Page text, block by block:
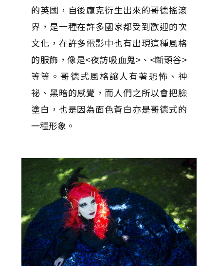
的英國，自後龐克衍生出來的哥德搖滾
界，是一種在許多國家都受到歡迎的次
文化，在許多電影中也有出現這種風格
的服飾，像是<夜訪吸血鬼>、<斷頭谷>
等等。哥德式風格讓人有著恐怖 、神
祕 、黑暗的感覺，而人們之所以會把臉
塗白，也是因為面色蒼白亦是哥德式的
一種形象。